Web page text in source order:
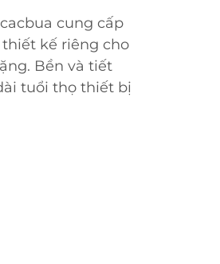
cung cấp
kế riêng cho
Bền và tiết
tuổi thọ thiết bị